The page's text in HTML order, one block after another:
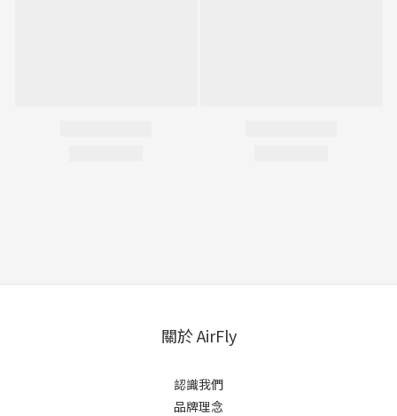
關於 AirFly
認識我們
品牌理念